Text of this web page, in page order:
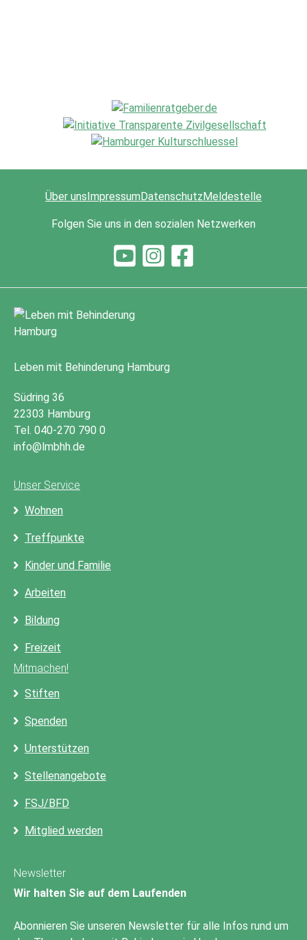
Über uns Impressum Datenschutz Meldestelle
Folgen Sie uns in den sozialen Netzwerken
Leben mit Behinderung Hamburg
Südring 36
22303 Hamburg
Tel. 040-270 790 0
info@lmbhh.de
Unser Service
Wohnen
Treffpunkte
Kinder und Familie
Arbeiten
Bildung
Freizeit
Mitmachen!
Stiften
Spenden
Unterstützen
Stellenangebote
FSJ/BFD
Mitglied werden
Newsletter
Wir halten Sie auf dem Laufenden
Abonnieren Sie unseren Newsletter für alle Infos rund um